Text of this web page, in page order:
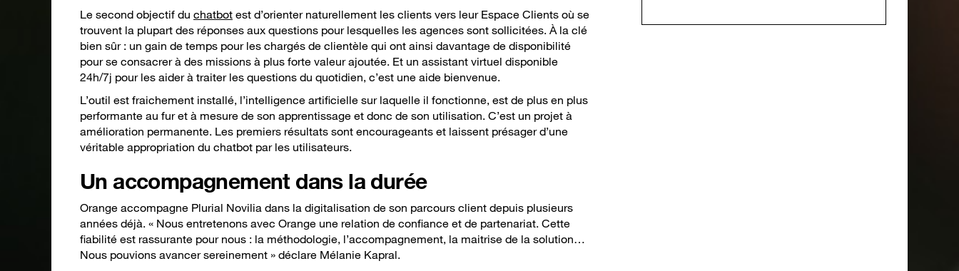
Le second objectif du chatbot est d’orienter naturellement les clients vers leur Espace Clients où se
trouvent la plupart des réponses aux questions pour lesquelles les agences sont sollicitées. À la clé
bien sûr : un gain de temps pour les chargés de clientèle qui ont ainsi davantage de disponibilité
pour se consacrer à des missions à plus forte valeur ajoutée. Et un assistant virtuel disponible
24h/7j pour les aider à traiter les questions du quotidien, c’est une aide bienvenue.
L’outil est fraichement installé, l’intelligence artificielle sur laquelle il fonctionne, est de plus en plus
performante au fur et à mesure de son apprentissage et donc de son utilisation. C’est un projet à
amélioration permanente. Les premiers résultats sont encourageants et laissent présager d’une
véritable appropriation du chatbot par les utilisateurs.
Un accompagnement dans la durée
Orange accompagne Plurial Novilia dans la digitalisation de son parcours client depuis plusieurs
années déjà. « Nous entretenons avec Orange une relation de confiance et de partenariat. Cette
fiabilité est rassurante pour nous : la méthodologie, l’accompagnement, la maitrise de la solution…
Nous pouvions avancer sereinement » déclare Mélanie Kapral.